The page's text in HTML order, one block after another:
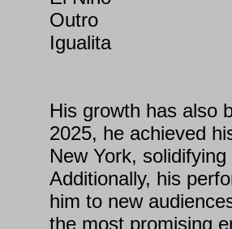
Outro
Igualita
His growth has also
2025, he achieved
New York,
Additionally, his
him to new
the most promising